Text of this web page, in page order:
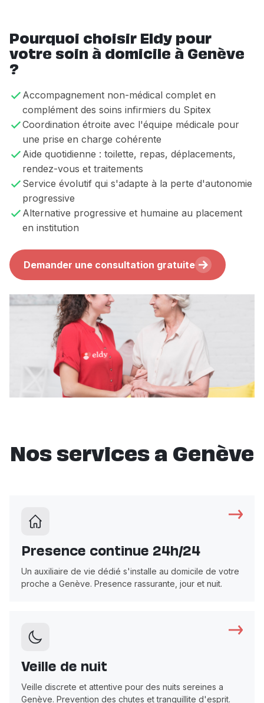
Pourquoi choisir Eldy pour
votre soin à domicile à Genève
?
Accompagnement non-médical complet en
complément des soins infirmiers du Spitex
Coordination étroite avec l'équipe médicale pour
une prise en charge cohérente
Aide quotidienne : toilette, repas, déplacements,
rendez-vous et traitements
Service évolutif qui s'adapte à la perte d'autonomie
progressive
Alternative progressive et humaine au placement
en institution
Demander une consultation gratuite
Nos services a Genève
Presence continue 24h/24
Un auxiliaire de vie dédié s'installe au domicile de votre
proche a Genève. Presence rassurante, jour et nuit.
Veille de nuit
Veille discrete et attentive pour des nuits sereines a
Genève. Prevention des chutes et tranquillite d'esprit.